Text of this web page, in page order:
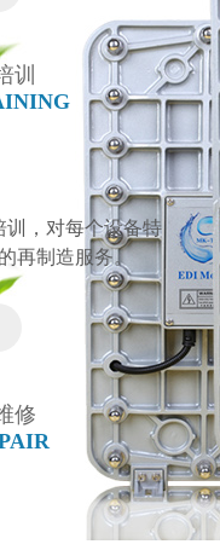
训
训，对每个设备特
再制造服务。
修